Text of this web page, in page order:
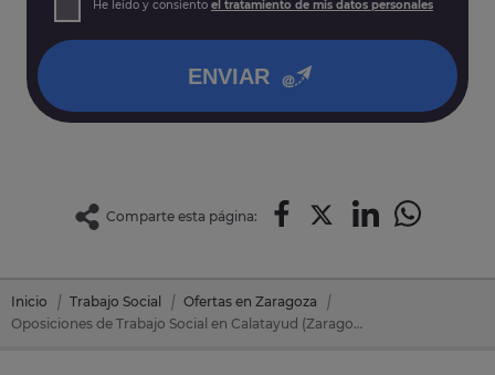
así como otros derechos tal y como se explica en nuestra
He leído y consiento el tratamiento de mis datos personales
ENVIAR
Comparte esta página:
Inicio Trabajo Social
Ofertas en Zaragoza
Oposiciones de Trabajo Social en Calatayud (Zaragoza)